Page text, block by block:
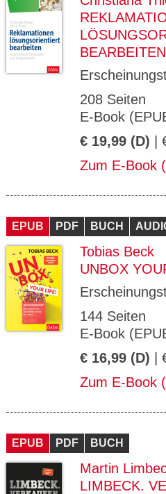
BEARBEITEN
208 Seiten
E-Book
€ 19,99 (D) |
Zum E-Book
EPUB PDF BUCH
Tobias Beck
UNBOX
144 Seiten
E-Book
€ 16,99 (D) |
Zum E-Book
EPUB PDF BUCH
Martin
LIMBECK.